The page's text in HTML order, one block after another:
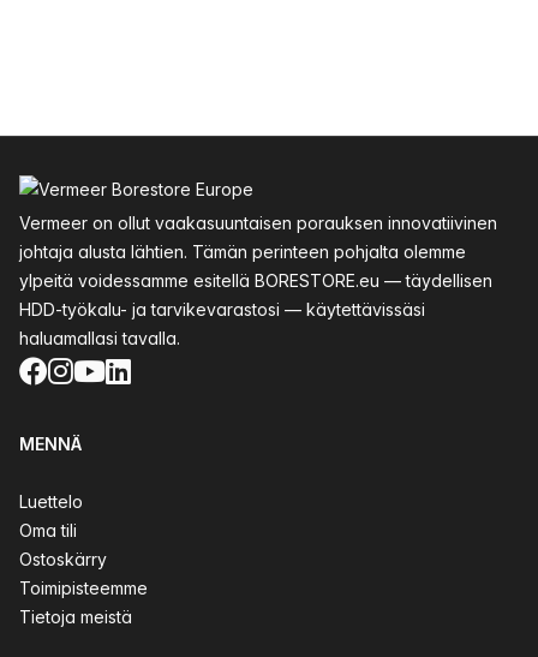
Vermeer on ollut vaakasuuntaisen porauksen innovatiivinen
johtaja alusta lähtien. Tämän perinteen pohjalta olemme
ylpeitä voidessamme esitellä BORESTORE.eu — täydellisen
HDD-työkalu- ja tarvikevarastosi — käytettävissäsi
haluamallasi tavalla.
Facebook
Instagram
YouTube
LinkedIn
MENNÄ
Luettelo
Oma tili
Ostoskärry
Toimipisteemme
Tietoja meistä